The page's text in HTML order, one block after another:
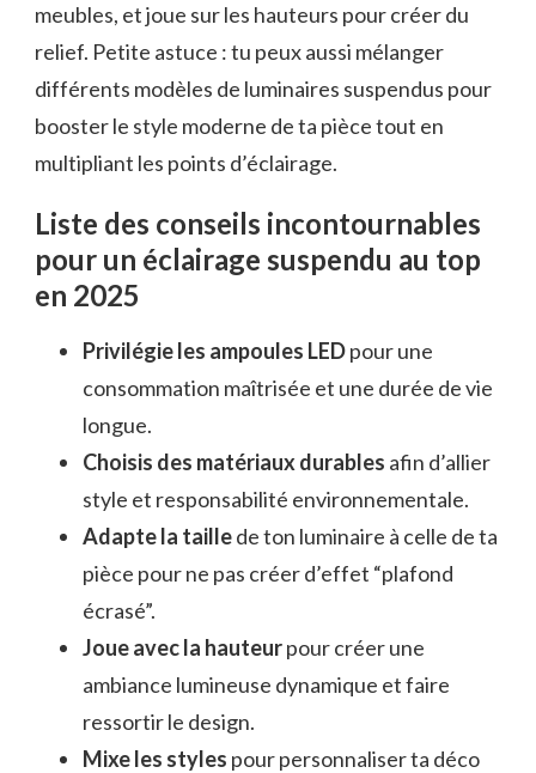
meubles, et joue sur les hauteurs pour créer du
relief. Petite astuce : tu peux aussi mélanger
différents modèles de luminaires suspendus pour
booster le style moderne de ta pièce tout en
multipliant les points d’éclairage.
Liste des conseils incontournables
pour un éclairage suspendu au top
en 2025
Privilégie les ampoules LEDpour une
consommation maîtrisée et une durée de vie
longue.
Choisis des matériaux durables afin d’allier
style et responsabilité environnementale.
Adapte la taillede ton luminaire à celle de ta
pièce pour ne pas créer d’effet “plafond
écrasé”.
Joue avec la hauteurpour créer une
ambiance lumineuse dynamique et faire
ressortir le design.
Mixe les styles pour personnaliser ta déco